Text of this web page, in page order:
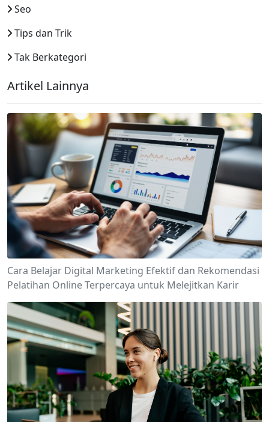
Seo
Tips dan Trik
Tak Berkategori
Artikel Lainnya
Cara Belajar Digital Marketing Efektif dan Rekomendasi
Pelatihan Online Terpercaya untuk Melejitkan Karir